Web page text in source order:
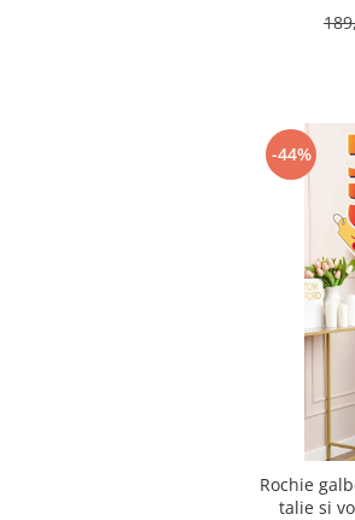
-44%
Rochie
talie si